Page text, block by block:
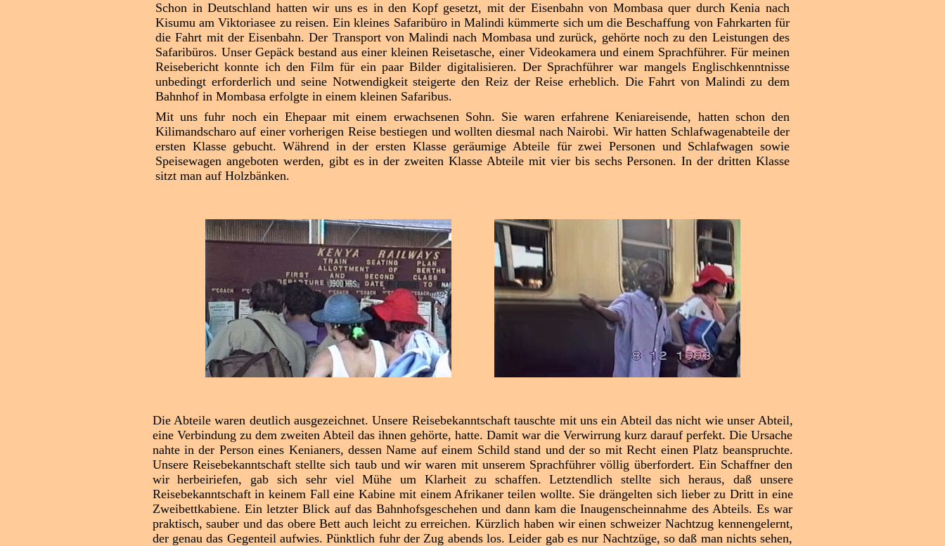
Schon in Deutschland hatten wir uns es in den Kopf gesetzt, mit der Eisenbahn von Mombasa quer durch Kenia nach
Kisumu am Viktoriasee zu reisen. Ein kleines Safaribüro in Malindi kümmerte sich um die Beschaffung von Fahrkarten für
die Fahrt mit der Eisenbahn. Der Transport von Malindi nach Mombasa und zurück, gehörte noch zu den Leistungen des
Safaribüros. Unser Gepäck bestand aus einer kleinen Reisetasche, einer Videokamera und einem Sprachführer. Für meinen
Reisebericht konnte ich den Film für ein paar Bilder digitalisieren. Der Sprachführer war mangels Englischkenntnisse
unbedingt erforderlich und seine Notwendigkeit steigerte den Reiz der Reise erheblich. Die Fahrt von Malindi zu dem
Bahnhof in Mombasa erfolgte in einem kleinen Safaribus.
Mit uns fuhr noch ein Ehepaar mit einem erwachsenen Sohn. Sie waren erfahrene Keniareisende, hatten schon den
Kilimandscharo auf einer vorherigen Reise bestiegen und wollten diesmal nach Nairobi. Wir hatten Schlafwagenabteile der
ersten Klasse gebucht. Während in der ersten Klasse geräumige Abteile für zwei Personen und Schlafwagen sowie
Speisewagen angeboten werden, gibt es in der zweiten Klasse Abteile mit vier bis sechs Personen. In der dritten Klasse
sitzt man auf Holzbänken.
Die Abteile waren deutlich ausgezeichnet. Unsere Reisebekanntschaft tauschte mit uns ein Abteil das nicht wie unser Abteil,
eine Verbindung zu dem zweiten Abteil das ihnen gehörte, hatte. Damit war die Verwirrung kurz darauf perfekt. Die Ursache
nahte in der Person eines Kenianers, dessen Name auf einem Schild stand und der so mit Recht einen Platz beanspruchte.
Unsere Reisebekanntschaft stellte sich taub und wir waren mit unserem Sprachführer völlig überfordert. Ein Schaffner den
wir herbeiriefen, gab sich sehr viel Mühe um Klarheit zu schaffen. Letztendlich stellte sich heraus, daß unsere
Reisebekanntschaft in keinem Fall eine Kabine mit einem Afrikaner teilen wollte. Sie drängelten sich lieber zu Dritt in eine
Zweibettkabiene. Ein letzter Blick auf das Bahnhofsgeschehen und dann kam die Inaugenscheinnahme des Abteils. Es war
praktisch, sauber und das obere Bett auch leicht zu erreichen. Kürzlich haben wir einen schweizer Nachtzug kennengelernt,
der genau das Gegenteil aufwies. Pünktlich fuhr der Zug abends los. Leider gab es nur Nachtzüge, so daß man nichts sehen,